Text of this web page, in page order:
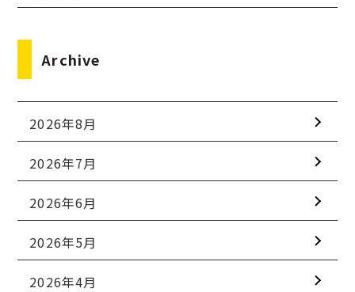
Archive
2026年8月
2026年7月
2026年6月
2026年5月
2026年4月